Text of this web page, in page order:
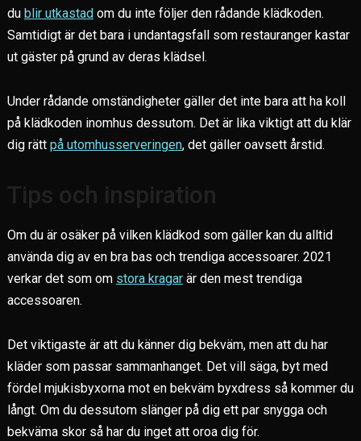
du blir utkastadom du inte följer den rådande klädkoden.
Samtidigt är det bara i undantagsfall som restauranger kastar
ut gäster på grund av deras klädsel.
Under rådande omständigheter gäller det inte bara att ha koll
på klädkoden inomhus dessutom. Det är lika viktigt att du klär
dig rätt på utomhusserveringen, det gäller oavsett årstid.
Tips och inspiration
Om du är osäker på vilken klädkod som gäller kan du alltid
använda dig av en bra bas och trendiga accessoarer. 2021
verkar det som om stora kragarär den mest trendiga
accessoaren.
Det viktigaste är att du känner dig bekväm, men att du har
kläder som passar sammanhanget. Det vill säga, byt med
fördel mjukisbyxorna mot en bekväm byxdress så kommer du
långt. Om du dessutom slänger på dig ett par snygga och
bekväma skor så har du inget att oroa dig för.